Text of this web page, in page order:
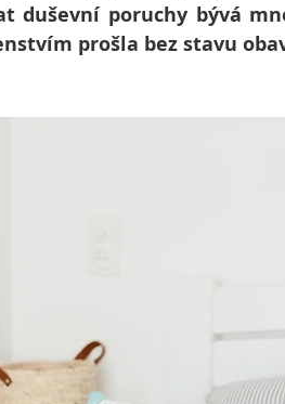
duševní poruchy bývá
prošla bez stavu